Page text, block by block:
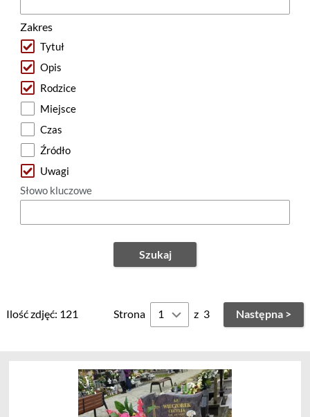
Zakres
Tytuł
Opis
Rodzice
Miejsce
Czas
Źródło
Uwagi
Słowo kluczowe
Szukaj
Ilość zdjęć: 121 Strona z 3 Następna >